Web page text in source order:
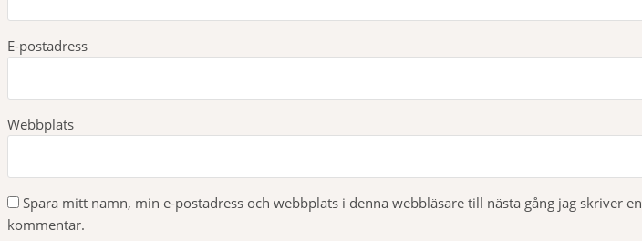
i
g
e
r
i
n
E-postadress
Webbplats
Spara mitt namn, min e-postadress och webbplats i denna webbläsare till nästa gång jag skriver en
kommentar.